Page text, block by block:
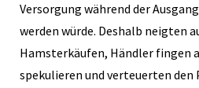
Versorgung während der
werden würde. Deshalb neigten
Hamsterkäufen, Händler fingen
spekulieren und verteuerten den